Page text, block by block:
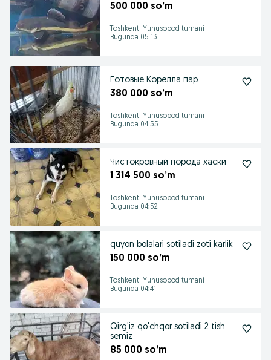
500 000 so’m
Toshkent, Yunusobod tumani
Bugunda 05:13
Готовые Корелла пар.
380 000 so’m
Toshkent, Yunusobod tumani
Bugunda 04:55
Чистокровный порода хаски
1 314 500 so’m
Toshkent, Yunusobod tumani
Bugunda 04:52
quyon bolalari sotiladi zoti karlik
150 000 so’m
Toshkent, Yunusobod tumani
Bugunda 04:41
Qirg'iz qo'chqor sotiladi 2 tish
semiz
85 000 so’m